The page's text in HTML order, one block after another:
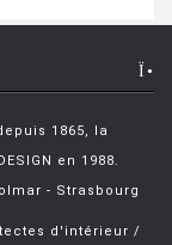
1865, la
en 1988.
- Strasbourg
d'intérieur /